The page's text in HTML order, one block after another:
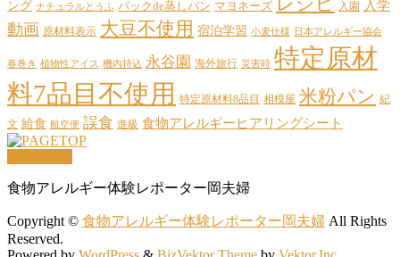
ング ナチュラルとうふ パックde蒸しパン マヨネーズ 入園 入学
動画 原材料表示 大豆不使用 宿泊学習 小麦仕様 日本アレルギー協会
春巻き 植物性アイス 機内持込 永谷園 海外旅行 災害時 特定原材
料7品目不使用
特定原材料8品目 相模屋 米粉パン 紀
文 給食 航空便 誤食 進級 食物アレルギーヒアリングシート
食物アレルギー体験レポーター岡夫婦
Copyright © 食物アレルギー体験レポーター岡夫婦 All Rights
Reserved.